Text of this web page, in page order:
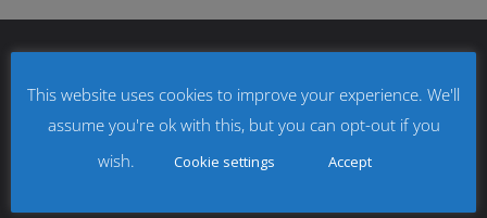
Diestsesteenweg, 375/0001
3010 KESSEL-LO (LEUVEN)
info@schrevens-michiels-law.be
This website uses cookies to improve your experience. We'll
assume you're ok with this, but you can opt-out if you
wish.
Cookie settings Accept